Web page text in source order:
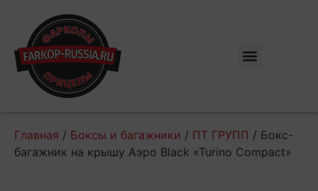
Главная / Боксы и багажники / ПТ ГРУПП / Бокс-
багажник на крышу Аэро Black «Turino Compact»